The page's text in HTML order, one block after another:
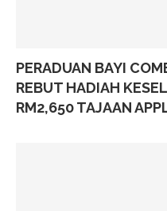
PERADUAN BAYI
REBUT HADIAH
RM2,650 TAJAAN